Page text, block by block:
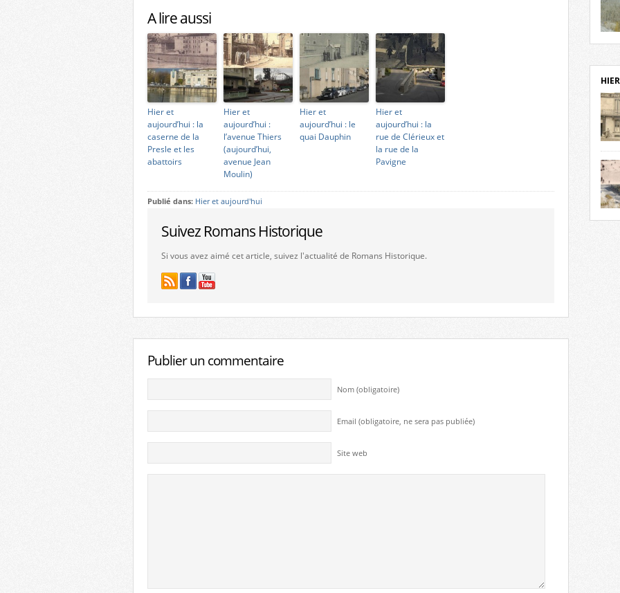
A lire aussi
Hier et
aujourd’hui : la
caserne de la
Presle et les
abattoirs
Hier et
aujourd’hui :
l’avenue Thiers
(aujourd’hui,
avenue Jean
Moulin)
Hier et
aujourd’hui : le
quai Dauphin
Hier et
aujourd’hui : la
rue de Clérieux et
la rue de la
Pavigne
Publié dans: Hier et aujourd'hui
Suivez Romans Historique
Si vous avez aimé cet article, suivez l'actualité de Romans Historique.
Publier un commentaire
Nom (obligatoire)
Email (obligatoire, ne sera pas publiée)
Site web
de